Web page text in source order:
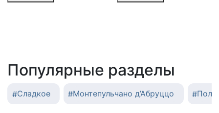
Популярные разделы
#Сладкое #Монтепульчано д’Абруццо #